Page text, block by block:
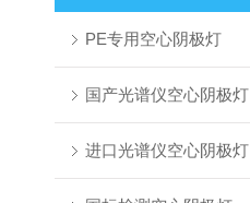
PE专用空心阴极灯
国产光谱仪空心阴极灯
进口光谱仪空心阴极灯